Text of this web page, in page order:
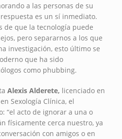
a las personas de su
es un sí inmediato.
de que la tecnología puede
pero separarnos a los que
investigación, esto último se
que ha sido
como phubbing.
Alexis Alderete, licenciado en
Sexología Clínica, el
“el acto de ignorar a una o
físicamente cerca nuestro, ya
con amigos o en